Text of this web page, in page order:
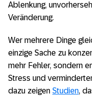
Ablenkung,
Veränderung.
Wer mehrere Dinge
einzige Sache zu
mehr Fehler, sondern
Stress und
dazu zeigen Studien,